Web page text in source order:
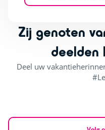
Zij genoten
deelden
Deel uw